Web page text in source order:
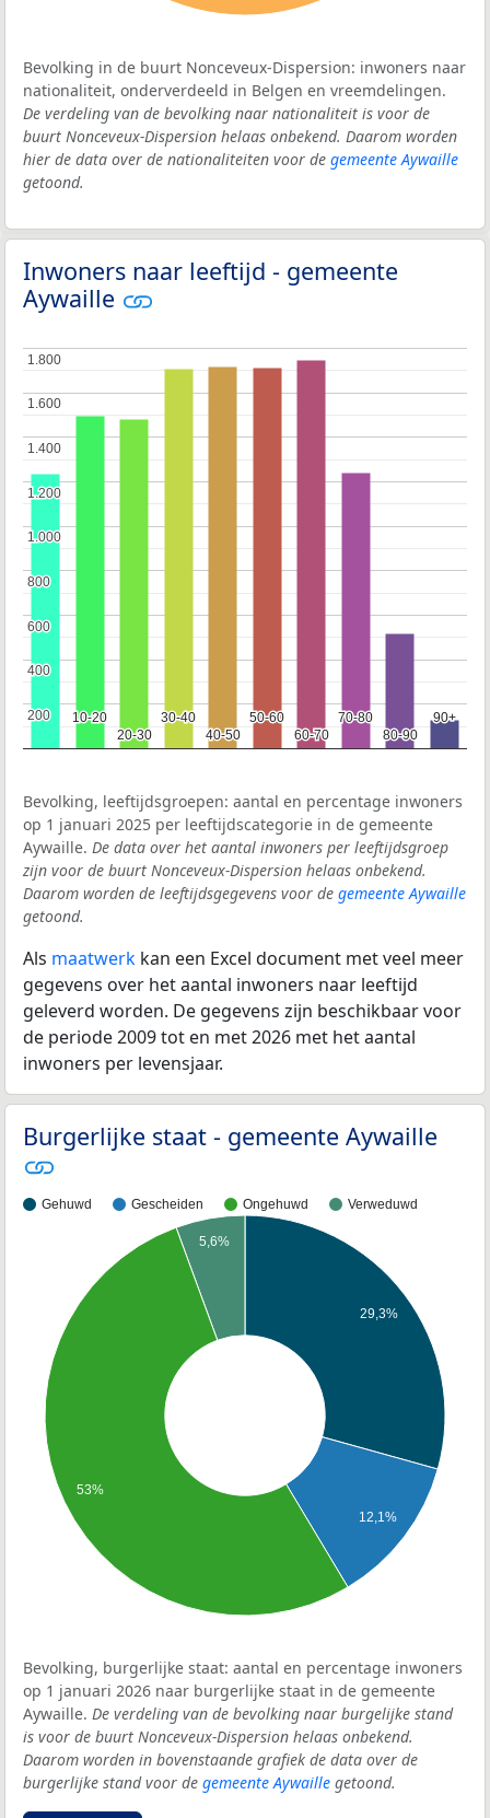
Bevolking in de buurt Nonceveux-Dispersion: inwoners naar
nationaliteit, onderverdeeld in Belgen en vreemdelingen.
De verdeling van de bevolking naar nationaliteit is voor de
buurt Nonceveux-Dispersion helaas onbekend. Daarom worden
hier de data over de nationaliteiten voor de gemeente Aywaille
getoond.
Inwoners naar leeftijd - gemeente
Aywaille
10-20
10-20
20-30
20-30
30-40
30-40
40-50
40-50
50-60
50-60
60-70
60-70
70-80
70-80
80-90
80-90
90+
90+
200
200
400
400
600
600
800
800
1.000
1.000
1.200
1.200
1.400
1.400
1.600
1.600
1.800
1.800
Bevolking, leeftijdsgroepen: aantal en percentage inwoners
op 1 januari 2025 per leeftijdscategorie in de gemeente
Aywaille. De data over het aantal inwoners per leeftijdsgroep
zijn voor de buurt Nonceveux-Dispersion helaas onbekend.
Daarom worden de leeftijdsgegevens voor de gemeente Aywaille
getoond.
Als maatwerk kan een Excel document met veel meer
gegevens over het aantal inwoners naar leeftijd
geleverd worden. De gegevens zijn beschikbaar voor
de periode 2009 tot en met 2026 met het aantal
inwoners per levensjaar.
Burgerlijke staat - gemeente Aywaille
Gehuwd Gescheiden Ongehuwd Verweduwd
29,3%
12,1%
5,6%
53%
Bevolking, burgerlijke staat: aantal en percentage inwoners
op 1 januari 2026 naar burgerlijke staat in de gemeente
Aywaille. De verdeling van de bevolking naar burgelijke stand
is voor de buurt Nonceveux-Dispersion helaas onbekend.
Daarom worden in bovenstaande grafiek de data over de
burgerlijke stand voor de gemeente Aywaille getoond.